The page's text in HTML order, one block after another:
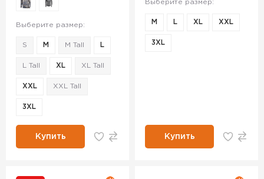
Выберите размер:
S M M Tall L
L Tall XL XL Tall
XXL XXL Tall
3XL
Купить
Выберите размер:
M L XL XXL
3XL
Купить